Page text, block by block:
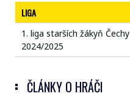
LIGA
1. liga starších žákyň Čechy
2024/2025
ČLÁNKY O HRÁČI